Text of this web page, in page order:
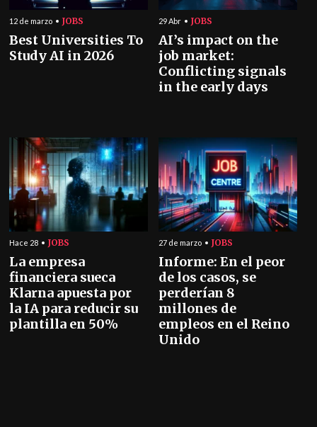
12 de marzo JOBS
Best Universities To
Study AI in 2026
29 Abr JOBS
AI’s impact on the
job market:
Conflicting signals
in the early days
Hace 28 JOBS
La empresa
financiera sueca
Klarna apuesta por
la IA para reducir su
plantilla en 50%
27 de marzo JOBS
Informe: En el peor
de los casos, se
perderían 8
millones de
empleos en el Reino
Unido